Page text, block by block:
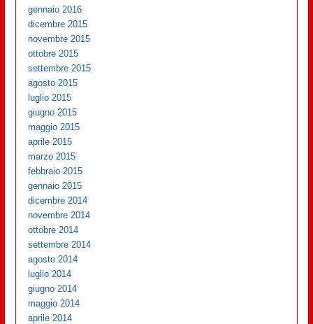
gennaio 2016
dicembre 2015
novembre 2015
ottobre 2015
settembre 2015
agosto 2015
luglio 2015
giugno 2015
maggio 2015
aprile 2015
marzo 2015
febbraio 2015
gennaio 2015
dicembre 2014
novembre 2014
ottobre 2014
settembre 2014
agosto 2014
luglio 2014
giugno 2014
maggio 2014
aprile 2014